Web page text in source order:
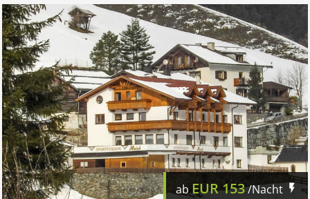
abEUR153/Nacht